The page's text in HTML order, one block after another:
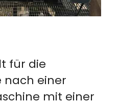
für die
nach einer
mit einer